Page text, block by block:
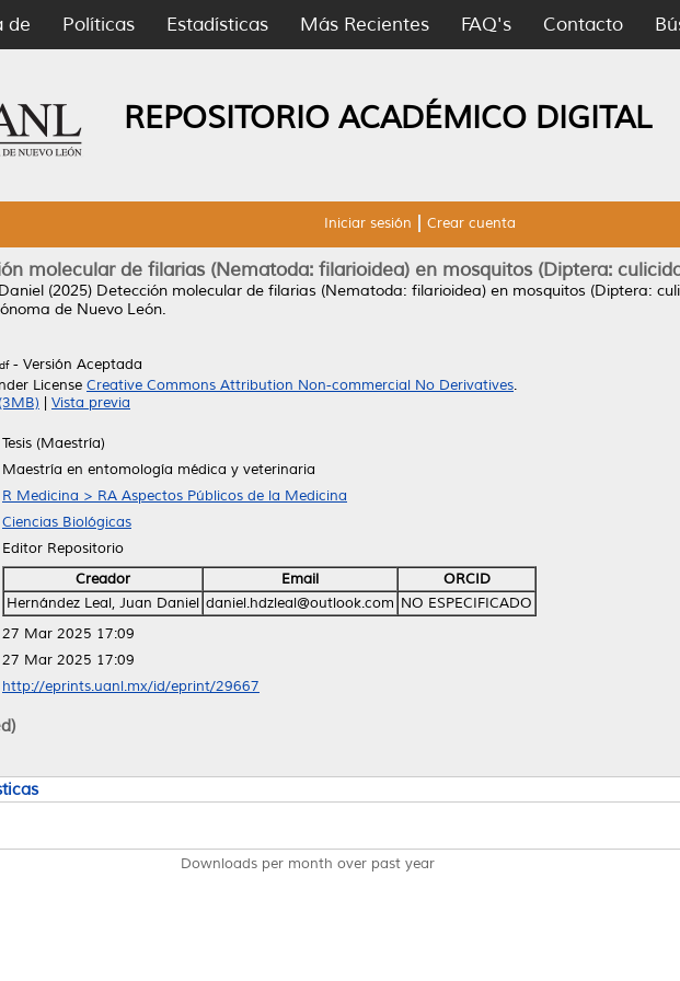
de Políticas Estadísticas Más Recientes FAQ's Contacto
REPOSITORIO ACADÉMICO DIGITAL
Iniciar sesión Crear cuenta
molecular de filarias (Nematoda: filarioidea) en mosquitos (Diptera:
(2025) Detección molecular de filarias (Nematoda: filarioidea) en mosquitos (Diptera:
de Nuevo León.
- Versión Aceptada
License Creative Commons Attribution Non-commercial No Derivatives.
Vista previa
Tesis (Maestría)
Maestría en entomología médica y veterinaria
R Medicina > RA Aspectos Públicos de la Medicina
Ciencias Biológicas
Editor Repositorio
Creador Email
ORCID
Hernández Leal, Juan Daniel daniel.hdzleal@outlook.com NO ESPECIFICADO
27 Mar 2025 17:09
27 Mar 2025 17:09
http://eprints.uanl.mx/id/eprint/29667
Downloads per month over past year